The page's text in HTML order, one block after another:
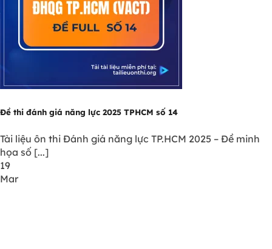
Đề thi đánh giá năng lực 2025 TPHCM số 14
Tài liệu ôn thi Đánh giá năng lực TP.HCM 2025 – Đề minh
họa số [...]
19
Mar